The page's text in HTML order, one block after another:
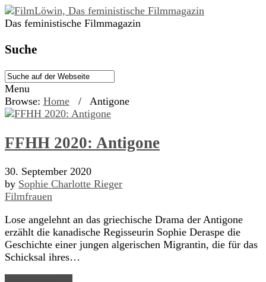
Das feministische Filmmagazin
Suche
Menu
Browse: Home / Antigone
FFHH 2020: Antigone
30. September 2020
by Sophie Charlotte Rieger
Filmfrauen
Lose angelehnt an das griechische Drama der Antigone
erzählt die kanadische Regisseurin Sophie Deraspe die
Geschichte einer jungen algerischen Migrantin, die für das
Schicksal ihres…